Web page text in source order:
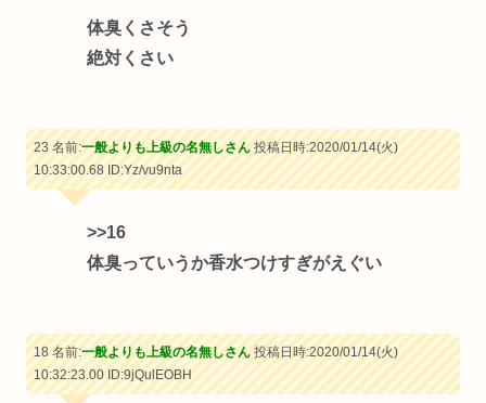
体臭くさそう
絶対くさい
23 名前:一般よりも上級の名無しさん投稿日時:2020/01/14(火)
10:33:00.68ID:Yz/vu9nta
>>16
体臭っていうか香水つけすぎがえぐい
18 名前:一般よりも上級の名無しさん投稿日時:2020/01/14(火)
10:32:23.00ID:9jQulEOBH